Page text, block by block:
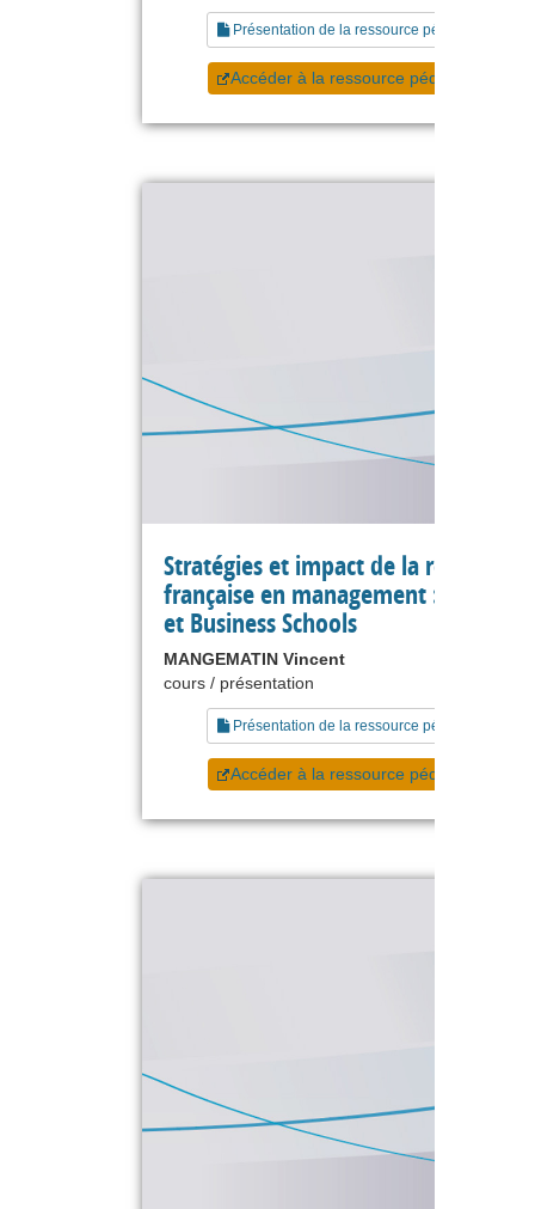
Présentation de la ressource pédagogique
Accéder à la ressource pédagogique
Stratégies et impact de la recherche
française en management :
et Business Schools
MANGEMATIN Vincent
cours / présentation
Présentation de la ressource pédagogique
Accéder à la ressource pédagogique